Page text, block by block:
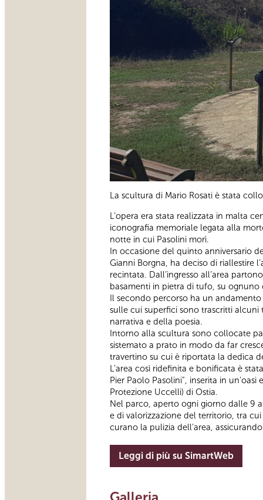
La scultura di Mario Rosati è stata
L’opera era stata realizzata in malta
iconografia memoriale legata alla
notte in cui Pasolini morì.
In occasione del quinto anniversario
Gianni Borgna, ha deciso di riallestire
recintata. Dall’ingresso all’area
basamenti in pietra di tufo, su
Il secondo percorso ha un
sulle cui superfici sono trascritti
narrativa e della poesia.
Intorno alla scultura sono collocate
sistemato a prato in modo da far
travertino su cui è riportata la dedica
L’area così ridefinita e bonificata è
Pier Paolo Pasolini", inserita in
Protezione Uccelli) di Ostia.
Nel parco, aperto ogni giorno dalle 9
e di valorizzazione del territorio, tra
curano la pulizia dell’area,
Leggi di più su SimartWeb